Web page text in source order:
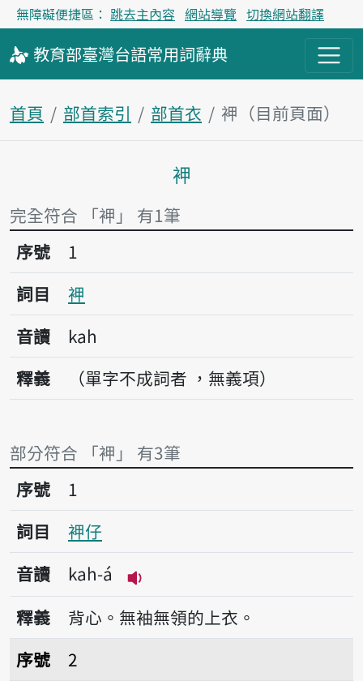
無障礙便捷區： 跳去主內容 網站導覽 切換網站翻譯
教育部臺灣台語常用詞辭典
首頁 部首索引 部首衣 䘥（目前頁面）
主內容區塊
䘥
完全符合 「䘥」 有1筆
序號1䘥
序號
1
詞目
䘥
音讀
kah
釋義
（單字不成詞者 ，無義項）
部分符合 「䘥」 有3筆
序號1䘥仔
序號
1
詞目
䘥仔
音讀
kah-á
播放音讀kah-á
釋義
背心。無袖無領的上衣。
序號2內䘥仔
序號
2